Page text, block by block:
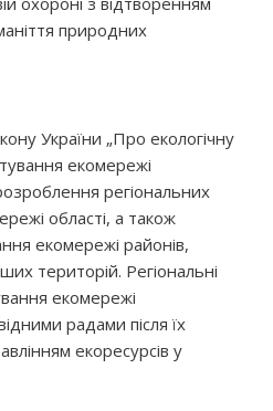
природних
України „Про екологічну
екомережі
регіональних
області, а також
екомережі районів,
територій. Регіональні
екомережі
радами після їх
екоресурсів у